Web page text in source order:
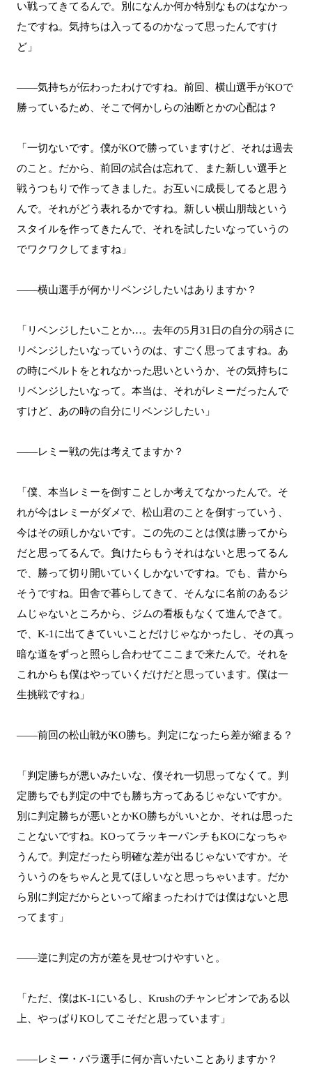
い戦ってきてるんで。別になんか何か特別なものはなかっ
たですね。気持ちは入ってるのかなって思ったんですけ
ど」
――気持ちが伝わったわけですね。前回、横山選手がKOで
勝っているため、そこで何かしらの油断とかの心配は？
「一切ないです。僕がKOで勝っていますけど、それは過去
のこと。だから、前回の試合は忘れて、また新しい選手と
戦うつもりで作ってきました。お互いに成長してると思う
んで。それがどう表れるかですね。新しい横山朋哉という
スタイルを作ってきたんで、それを試したいなっていうの
でワクワクしてますね」
――横山選手が何かリベンジしたいはありますか？
「リベンジしたいことか…。去年の5月31日の自分の弱さに
リベンジしたいなっていうのは、すごく思ってますね。あ
の時にベルトをとれなかった思いというか、その気持ちに
リベンジしたいなって。本当は、それがレミーだったんで
すけど、あの時の自分にリベンジしたい」
――レミー戦の先は考えてますか？
「僕、本当レミーを倒すことしか考えてなかったんで。そ
れが今はレミーがダメで、松山君のことを倒すっていう、
今はその頭しかないです。この先のことは僕は勝ってから
だと思ってるんで。負けたらもうそれはないと思ってるん
で、勝って切り開いていくしかないですね。でも、昔から
そうですね。田舎で暮らしてきて、そんなに名前のあるジ
ムじゃないところから、ジムの看板もなくて進んできて。
で、K-1に出てきていいことだけじゃなかったし、その真っ
暗な道をずっと照らし合わせてここまで来たんで。それを
これからも僕はやっていくだけだと思っています。僕は一
生挑戦ですね」
――前回の松山戦がKO勝ち。判定になったら差が縮まる？
「判定勝ちが悪いみたいな、僕それ一切思ってなくて。判
定勝ちでも判定の中でも勝ち方ってあるじゃないですか。
別に判定勝ちが悪いとかKO勝ちがいいとか、それは思った
ことないですね。KOってラッキーパンチもKOになっちゃ
うんで。判定だったら明確な差が出るじゃないですか。そ
ういうのをちゃんと見てほしいなと思っちゃいます。だか
ら別に判定だからといって縮まったわけでは僕はないと思
ってます」
――逆に判定の方が差を見せつけやすいと。
「ただ、僕はK-1にいるし、Krushのチャンピオンである以
上、やっぱりKOしてこそだと思っています」
――レミー・パラ選手に何か言いたいことありますか？